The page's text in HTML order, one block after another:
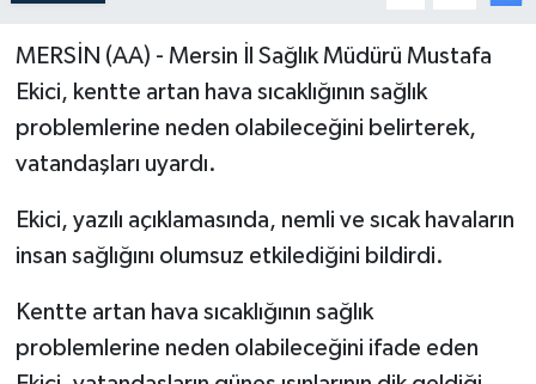
MERSİN (AA) - Mersin İl Sağlık Müdürü Mustafa
Ekici, kentte artan hava sıcaklığının sağlık
problemlerine neden olabileceğini belirterek,
vatandaşları uyardı.
Ekici, yazılı açıklamasında, nemli ve sıcak havaların
insan sağlığını olumsuz etkilediğini bildirdi.
Kentte artan hava sıcaklığının sağlık
problemlerine neden olabileceğini ifade eden